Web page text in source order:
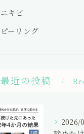
ニキビ
ピーリング
最近の投稿
2026/